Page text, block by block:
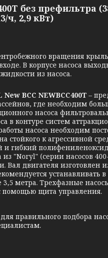
без префильтра
ч, 2,9 кВт)
вращения
В корпусе насоса
из насоса.
BCC NEWBCC400T–
где необходим
насоса
в контуре систем
насоса необходим
стойкого к агрессивной
и гибкий
"Noryl" (серии насосов
Вал двигателя изготовлен
устанавливать
3,5 метра. Трехфазные
помощью щита управления.
для правильного подбора